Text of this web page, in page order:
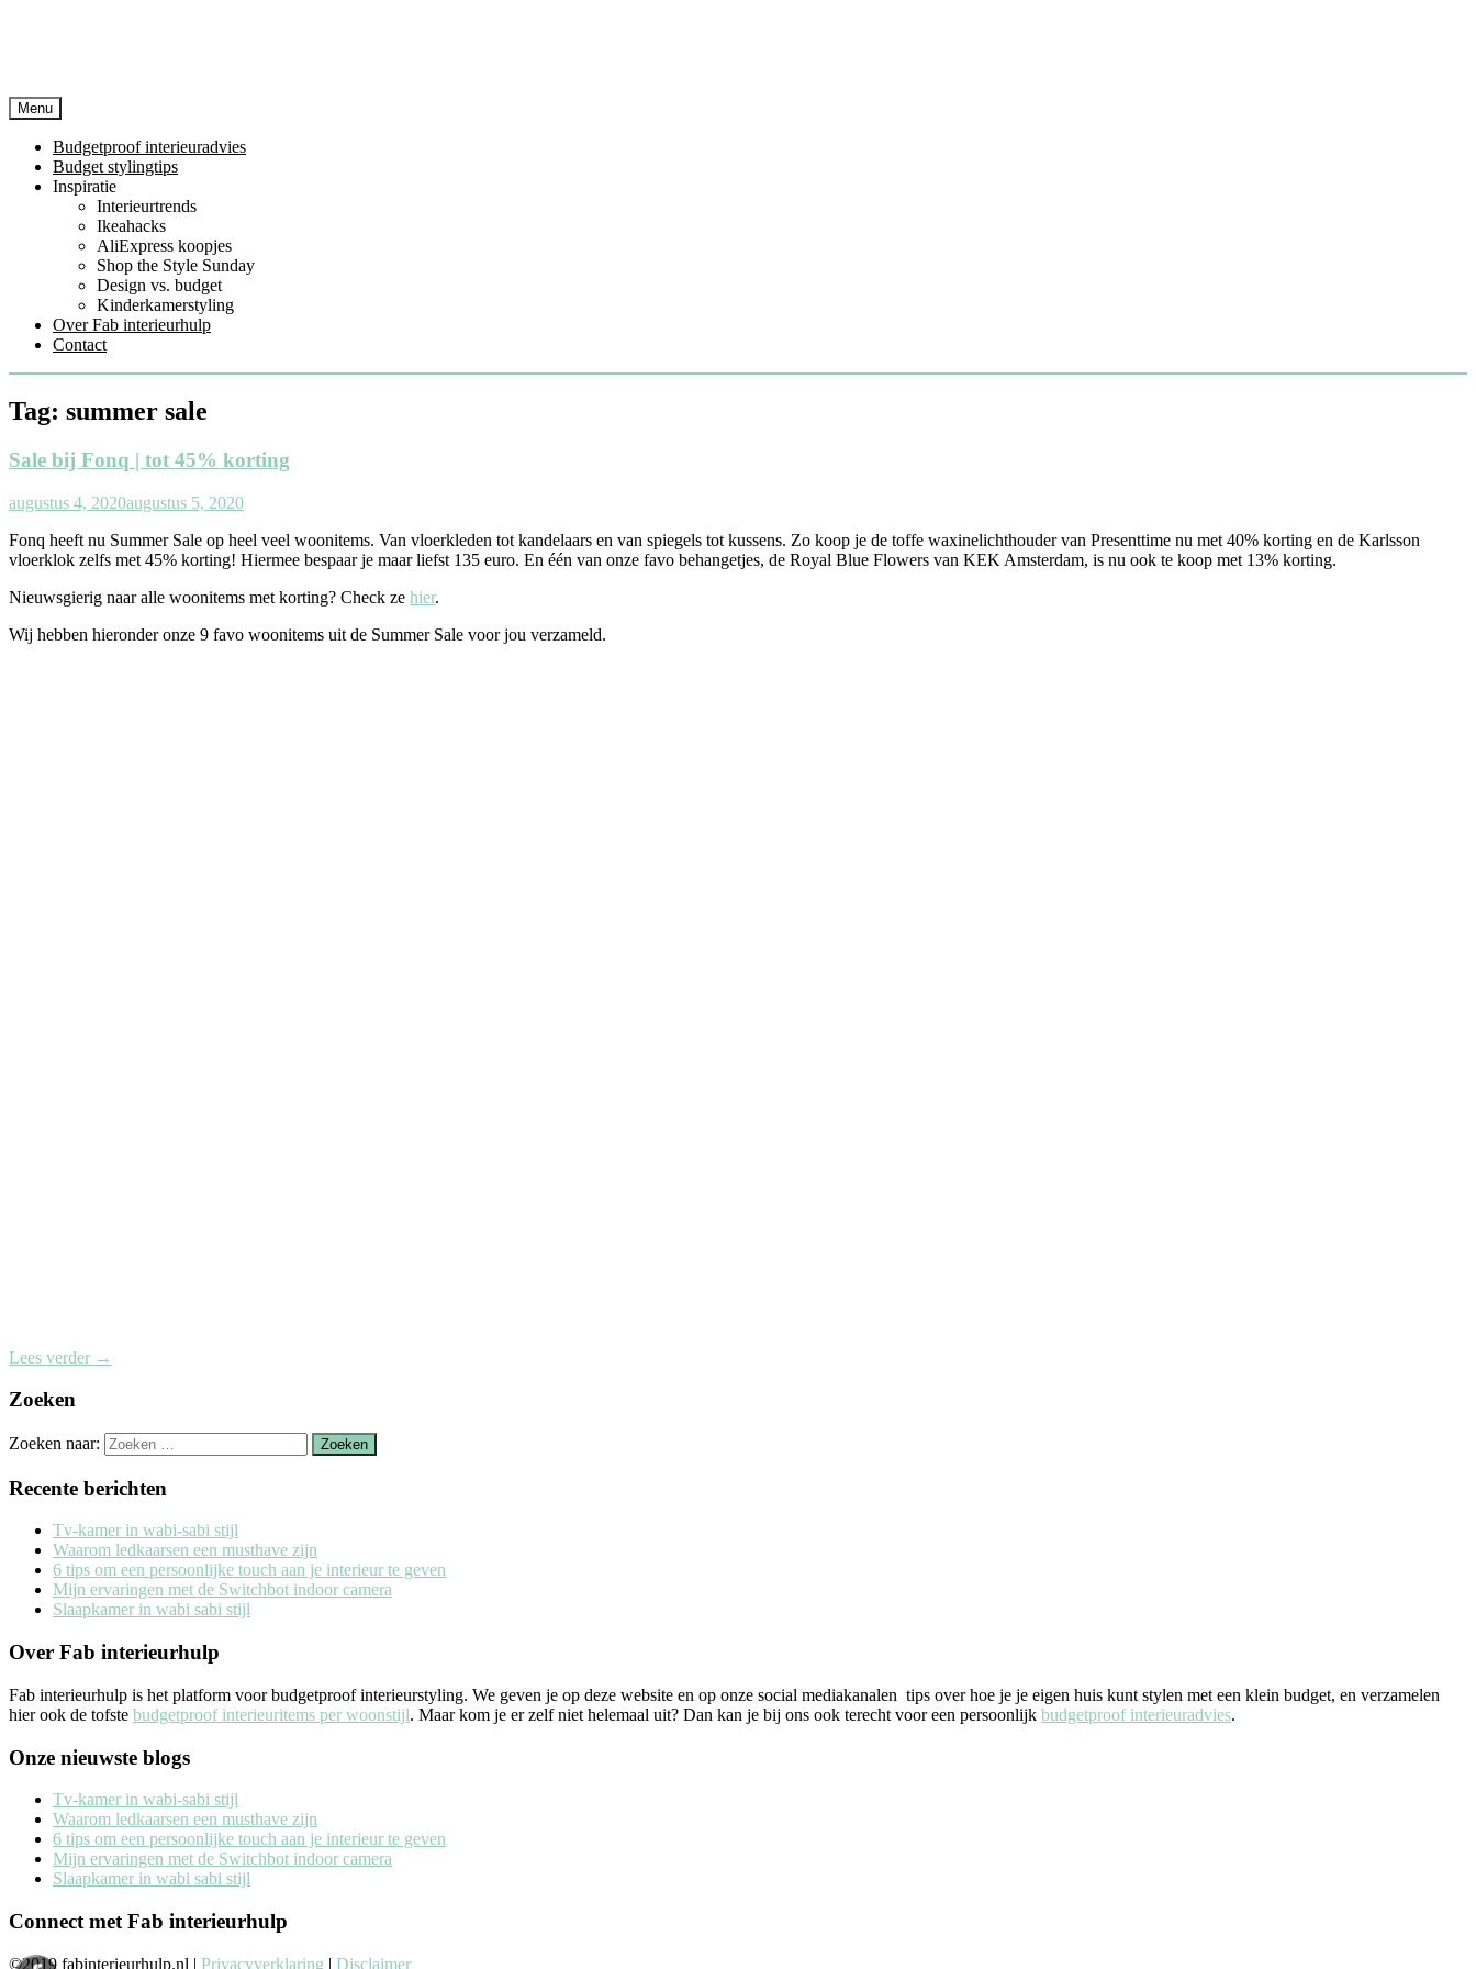
Menu
Budgetproof interieuradvies
Budget stylingtips
Inspiratie
Interieurtrends
Ikeahacks
AliExpress koopjes
Shop the Style Sunday
Design vs. budget
Kinderkamerstyling
Over Fab interieurhulp
Contact
Tag: summer sale
Sale bij Fonq | tot 45% korting
augustus 4, 2020augustus 5, 2020
Fonq heeft nu Summer Sale op heel veel woonitems. Van vloerkleden tot kandelaars en van spiegels tot kussens. Zo koop je de toffe waxinelichthouder van Presenttime nu met 40% korting en de Karlsson
vloerklok zelfs met 45% korting! Hiermee bespaar je maar liefst 135 euro. En één van onze favo behangetjes, de Royal Blue Flowers van KEK Amsterdam, is nu ook te koop met 13% korting.
Nieuwsgierig naar alle woonitems met korting? Check ze hier.
Wij hebben hieronder onze 9 favo woonitems uit de Summer Sale voor jou verzameld.
Lees verder →
Zoeken
Zoeken naar:
Recente berichten
Tv-kamer in wabi-sabi stijl
Waarom ledkaarsen een musthave zijn
6 tips om een persoonlijke touch aan je interieur te geven
Mijn ervaringen met de Switchbot indoor camera
Slaapkamer in wabi sabi stijl
Over Fab interieurhulp
Fab interieurhulp is het platform voor budgetproof interieurstyling. We geven je op deze website en op onze social mediakanalen tips over hoe je je eigen huis kunt stylen met een klein budget, en verzamelen
hier ook de tofste budgetproof interieuritems per woonstijl. Maar kom je er zelf niet helemaal uit? Dan kan je bij ons ook terecht voor een persoonlijk budgetproof interieuradvies.
Onze nieuwste blogs
Tv-kamer in wabi-sabi stijl
Waarom ledkaarsen een musthave zijn
6 tips om een persoonlijke touch aan je interieur te geven
Mijn ervaringen met de Switchbot indoor camera
Slaapkamer in wabi sabi stijl
Connect met Fab interieurhulp
©2019 fabinterieurhulp.nl | Privacyverklaring | Disclaimer